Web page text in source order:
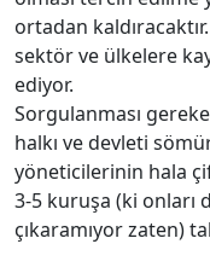
ortadan
sektör ve ülkelere
ediyor.
Sorgulanması
halkı ve devleti
yöneticilerinin hala
3-5 kuruşa (ki onları
çıkaramıyor zaten)